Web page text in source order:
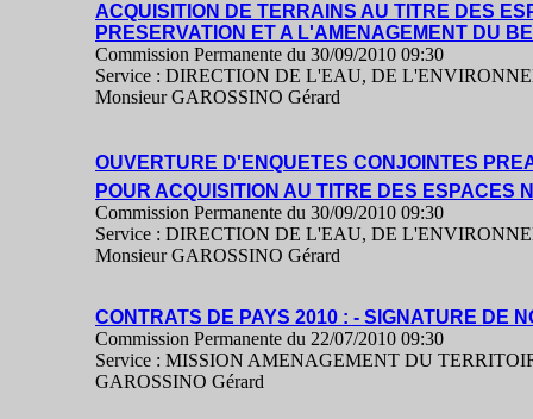
ACQUISITION DE TERRAINS AU TITRE DES
PRESERVATION ET A L'AMENAGEMENT DU
Commission Permanente du 30/09/2010 09:30
Service : DIRECTION DE L'EAU, DE
Monsieur GAROSSINO Gérard
OUVERTURE D'ENQUETES CONJOINTES
POUR ACQUISITION AU TITRE DES ESPACES
Commission Permanente du 30/09/2010 09:30
Service : DIRECTION DE L'EAU, DE
Monsieur GAROSSINO Gérard
CONTRATS DE PAYS 2010 : - SIGNATURE DE
Commission Permanente du 22/07/2010 09:30
Service : MISSION AMENAGEMENT DU
GAROSSINO Gérard